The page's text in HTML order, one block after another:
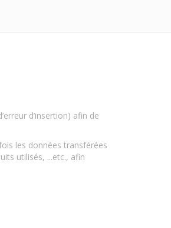
d’insertion) afin de
les données transférées
utilisés, ...etc., afin